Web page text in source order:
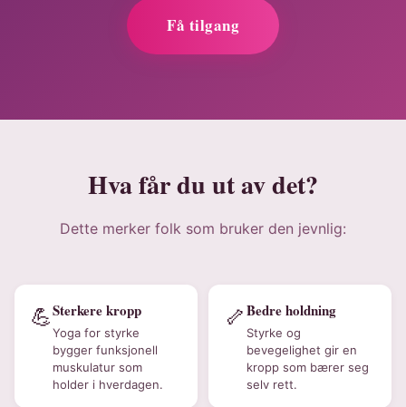
Få tilgang
Hva får du ut av det?
Dette merker folk som bruker den jevnlig:
💪Sterkere kropp
Yoga for styrke
bygger funksjonell
muskulatur som
holder i hverdagen.
🦴Bedre holdning
Styrke og
bevegelighet gir en
kropp som bærer seg
selv rett.